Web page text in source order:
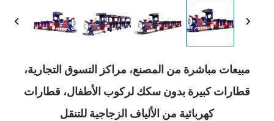
مبيعات مباشرة من المصنع، مراكز التسوق التجارية،
قطارات كبيرة بدون سكك لركوب الأطفال، قطارات
كهربائية من الألياف الزجاجية للتنقل